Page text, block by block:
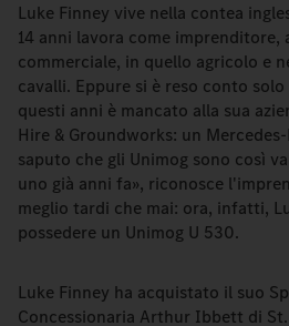
Luke Finney vive nella contea
14 anni lavora come
commerciale, in quello agricolo e
cavalli. Eppure si è reso conto
questi anni è mancato alla sua
Hire & Groundworks: un
saputo che gli Unimog sono così
uno già anni fa», riconosce
meglio tardi che mai: ora, infatti,
possedere un Unimog U 530.
Luke Finney ha acquistato il suo
Concessionaria Arthur Ibbett di